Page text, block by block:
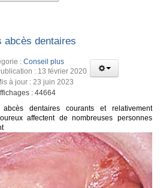
abcès dentaires
: Conseil plus
: 13 février 2020
à jour : 23 juin 2023
: 44664
abcès dentaires courants et relativement
affectent de nombreuses personnes